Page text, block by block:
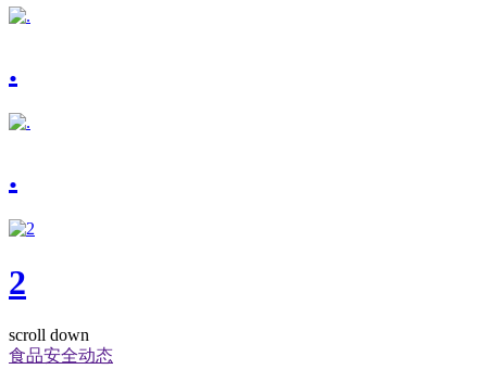
.
.
2
scroll down
食品安全动态